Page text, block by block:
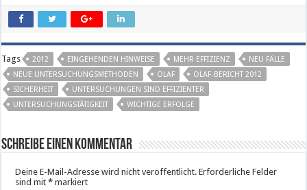
Tags 2012 EINGEHENDEN HINWEISE MEHR EFFIZIENZ
NEU FÄLLE
NEUE UNTERSUCHUNGSMETHODEN
OLAF
OLAF-BERICHT 2012
SICHERHEIT
UNTERSUCHUNGEN SIND EFFIZIENTER
UNTERSUCHUNGSTÄTIGKEIT
WICHTIGE ERFOLGE
Schreibe einen Kommentar
Deine E-Mail-Adresse wird nicht veröffentlicht. Erforderliche Felder
sind mit* markiert